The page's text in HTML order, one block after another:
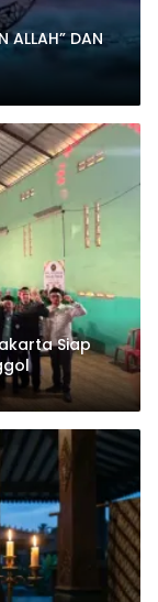
ALLAH” DAN
Siap